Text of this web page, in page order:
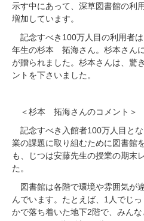
示す中にあって、深草図書館の利
増加しています。
記念すべき 100万人目の利用者
年生の杉本 拓海さん。杉本さん
が贈られました。杉本さんは、驚
ントを下さいました。
＜杉本 拓海さんのコメント＞
記念すべき入館者100万人目と
業の課題に取り組むために図書館
も、じつは安藤先生の授業の期末
た。
図書館は各階で環境や雰囲気が
んでいます。たとえば、 1 人でじ
かで落ち着いた地下2 階で、みん